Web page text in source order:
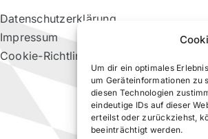
Um dir ein optimales
um Geräteinformationen zu
diesen Technologien
eindeutige IDs auf dieser
erteilst oder zurückziehst,
beeinträchtigt werden.
Datenschutzerklärung
Impressum
Cookie-Richtlinie (EU)